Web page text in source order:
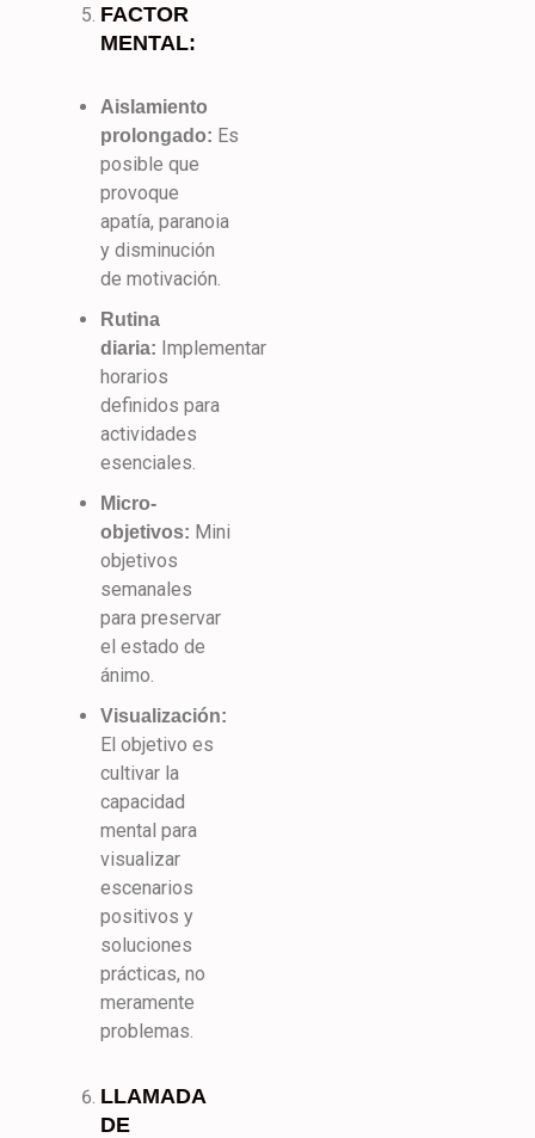
FACTOR
MENTAL:
Aislamiento
prolongado: Es
posible que
provoque
apatía, paranoia
y disminución
de motivación.
Rutina
diaria: Implementar
horarios
definidos para
actividades
esenciales.
Micro-
objetivos: Mini
objetivos
semanales
para preservar
el estado de
ánimo.
Visualización:
El objetivo es
cultivar la
capacidad
mental para
visualizar
escenarios
positivos y
soluciones
prácticas, no
meramente
problemas.
LLAMADA
DE